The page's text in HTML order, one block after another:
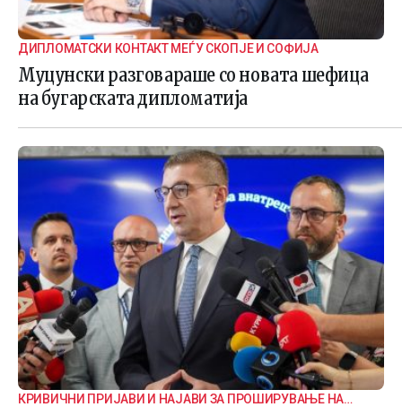
ДИПЛОМАТСКИ КОНТАКТ МЕЃУ СКОПЈЕ И СОФИЈА
Муцунски разговараше со новата шефица
на бугарската дипломатија
КРИВИЧНИ ПРИЈАВИ И НАЈАВИ ЗА ПРОШИРУВАЊЕ НА